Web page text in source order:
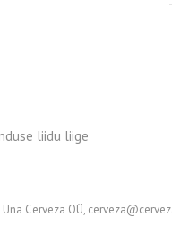
liidu liige
Una Cerveza OÜ,